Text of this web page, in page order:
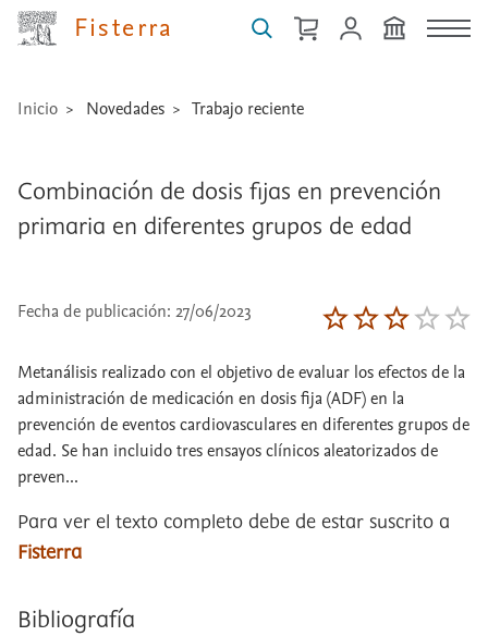
Fisterra
Inicio Novedades Trabajo reciente
Combinación de dosis fijas en prevención
primaria en diferentes grupos de edad
Fecha de publicación: 27/06/2023
Metanálisis realizado con el objetivo de evaluar los efectos de la
administración de medicación en dosis fija (ADF) en la
prevención de eventos cardiovasculares en diferentes grupos de
edad. Se han incluido tres ensayos clínicos aleatorizados de
preven...
Para ver el texto completo debe de estar suscrito a
Fisterra
Bibliografía